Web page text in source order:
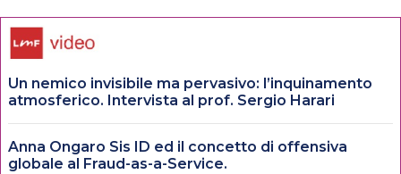
Un nemico invisibile ma pervasivo: l’inquinamento
atmosferico. Intervista al prof. Sergio Harari
Anna Ongaro Sis ID ed il concetto di offensiva
globale al Fraud-as-a-Service.